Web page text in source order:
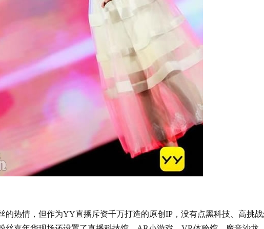
热情，但作为YY直播斥资千万打造的原创IP，没有点黑科技、高挑